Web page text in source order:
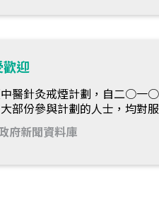
歡迎
醫針灸戒煙計劃，自二○一
部份參與計劃的人士，均對
府新聞資料庫